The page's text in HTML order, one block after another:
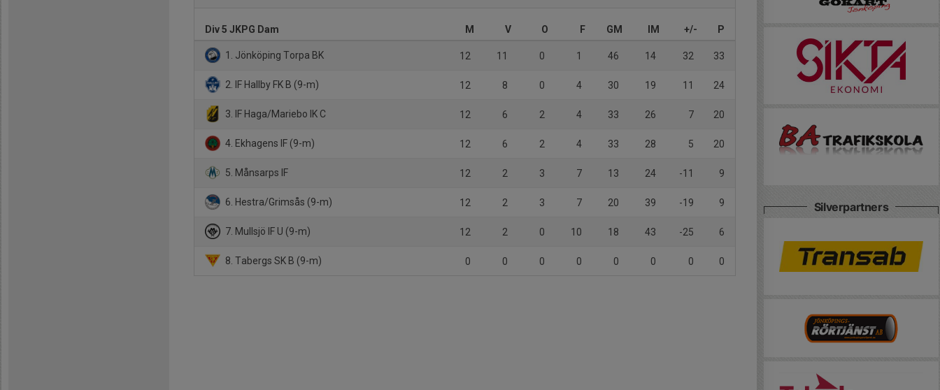
Div 5 JKPG Dam M V O F GM IM +/- P
1. Jönköping Torpa BK 12 11 0 1 46 14 32 33
2. IF Hallby FK B (9-m) 12 8 0 4 30 19 11 24
3. IF Haga/Mariebo IK C 12 6 2 4 33 26 7 20
4. Ekhagens IF (9-m) 12 6 2 4 33 28 5 20
5. Månsarps IF 12 2 3 7 13 24 -11 9
6. Hestra/Grimsås (9-m) 12 2 3 7 20 39 -19 9
7. Mullsjö IF U (9-m) 12 2 0 10 18 43 -25 6
8. Tabergs SK B (9-m) 0 0 0 0 0 0 0 0
Silverpartners